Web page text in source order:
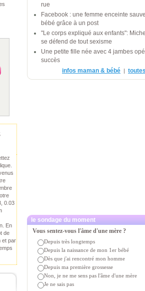
0.03
En
de
et par
rue
Facebook : une femme enceinte
bébé grâce à un post
"Le corps expliqué aux enfants":
se défend de tout sexisme
Une petite fille née avec 4 jambes
succès
infos maman & bébé |
le sondage du moment
Vous sentez-vous l'âme d'une mère ?
Depuis très longtemps
Depuis la naissance de mon 1er bébé
Dès que j'ai rencontré mon homme
Depuis ma première grossesse
Non, je ne me sens pas l'âme d'une mère
Je ne sais pas